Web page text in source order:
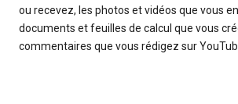
ou recevez, les photos et vidéos que vous
documents et feuilles de calcul que vous
commentaires que vous rédigez sur